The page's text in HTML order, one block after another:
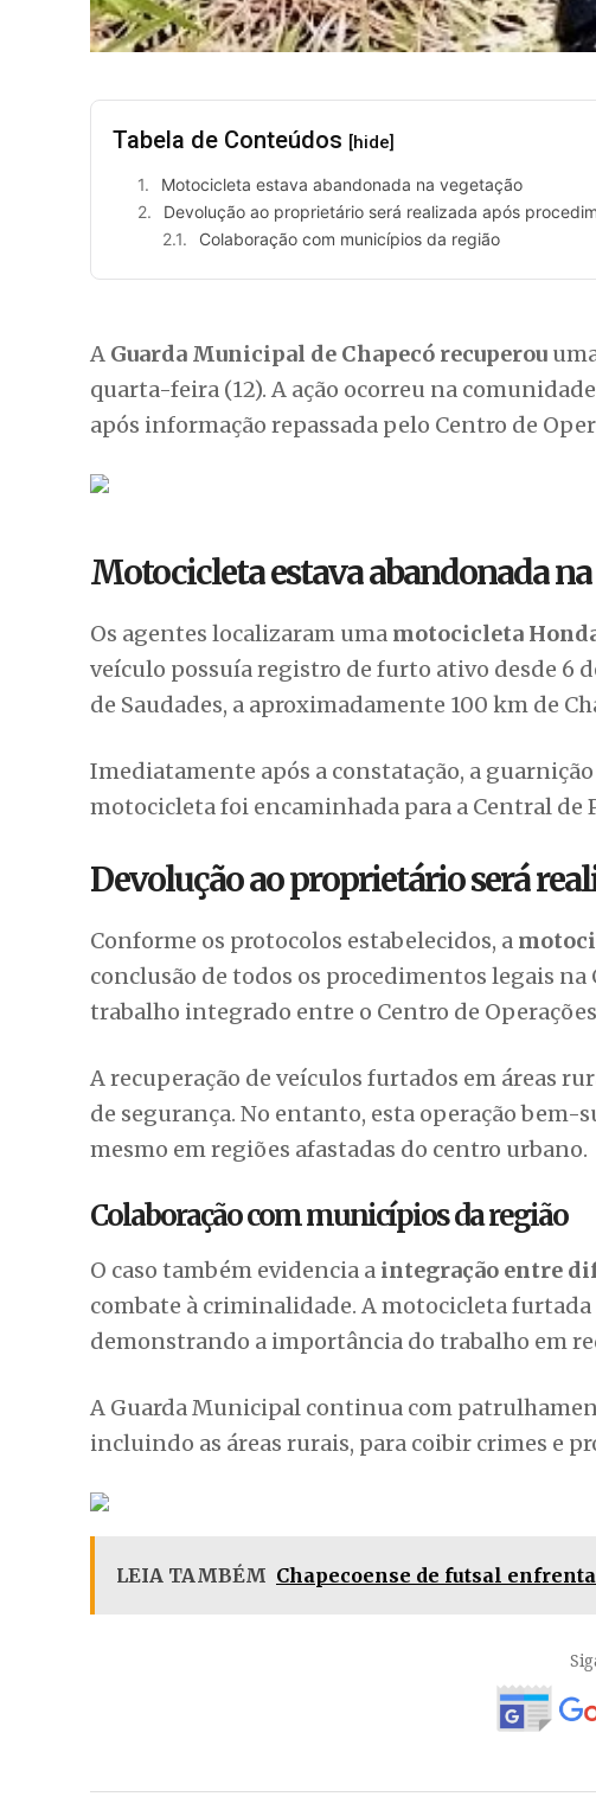
Tabela de Conteúdos [hide]
Motocicleta estava abandonada na vegetação
Devolução ao proprietário será realizada após
Colaboração com municípios da região
A Guarda Municipal de Chapecó recuperou
quarta-feira (12). A ação ocorreu na
após informação repassada pelo Centro de
Motocicleta estava abandonada
Os agentes localizaram uma motocicleta
veículo possuía registro de furto ativo desde 6
de Saudades, a aproximadamente 100 km de
Imediatamente após a constatação, a
motocicleta foi encaminhada para a Central de
Devolução ao proprietário será
Conforme os protocolos estabelecidos, a
conclusão de todos os procedimentos legais na
trabalho integrado entre o Centro de
A recuperação de veículos furtados em áreas
de segurança. No entanto, esta operação
mesmo em regiões afastadas do centro urbano.
Colaboração com municípios da região
O caso também evidencia a integração entre
combate à criminalidade. A motocicleta furtada
demonstrando a importância do trabalho em
A Guarda Municipal continua com
incluindo as áreas rurais, para coibir crimes e
LEIA TAMBÉM Chapecoense de futsal